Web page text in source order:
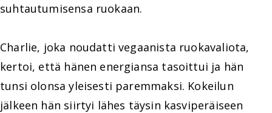
suhtautumisensa ruokaan.
Charlie, joka noudatti vegaanista ruokavaliota,
kertoi, että hänen energiansa tasoittui ja hän
tunsi olonsa yleisesti paremmaksi. Kokeilun
jälkeen hän siirtyi lähes täysin kasviperäiseen